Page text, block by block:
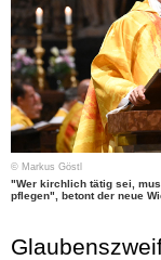
© Markus Göstl
"Wer kirchlich tätig sei,
pflegen", betont der neue